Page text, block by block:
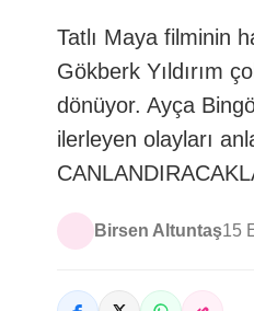
Tatlı Maya filminin
Gökberk Yıldırım
dönüyor. Ayça
ilerleyen olayları
Birsen Altuntaş15